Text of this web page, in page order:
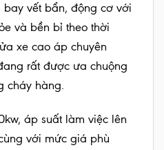
vết bẩn, động cơ với
và bền bỉ theo thời
xe cao áp chuyên
rất được ưa chuộng
cháy hàng.
áp suất làm việc lên
với mức giá phù